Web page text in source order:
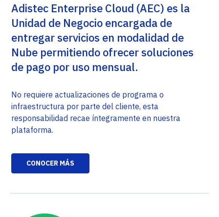
Adistec Enterprise Cloud (AEC) es la
Unidad de Negocio encargada de
entregar servicios en modalidad de
Nube permitiendo ofrecer soluciones
de pago por uso mensual.
No requiere actualizaciones de programa o
infraestructura por parte del cliente, esta
responsabilidad recae íntegramente en nuestra
plataforma.
CONOCER MÁS